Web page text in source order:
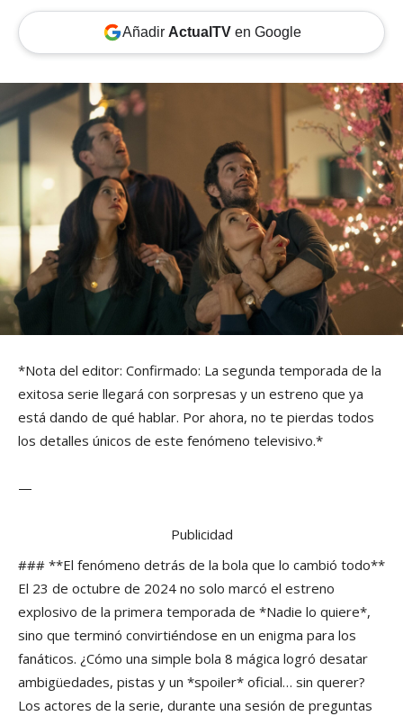
Añadir ActualTVen Google
*Nota del editor: Confirmado: La segunda temporada de la
exitosa serie llegará con sorpresas y un estreno que ya
está dando de qué hablar. Por ahora, no te pierdas todos
los detalles únicos de este fenómeno televisivo.*
—
Publicidad
### **El fenómeno detrás de la bola que lo cambió todo**
El 23 de octubre de 2024 no solo marcó el estreno
explosivo de la primera temporada de *Nadie lo quiere*,
sino que terminó convirtiéndose en un enigma para los
fanáticos. ¿Cómo una simple bola 8 mágica logró desatar
ambigüedades, pistas y un *spoiler* oficial… sin querer?
Los actores de la serie, durante una sesión de preguntas